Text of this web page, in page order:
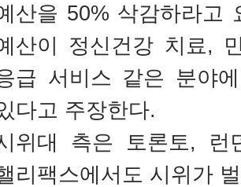
산을 50% 삭감하라고
산이 정신건강 치료,
급 서비스 같은 분야
다고 주장한다.
위대 측은 토론토, 런
리팩스에서도 시위가